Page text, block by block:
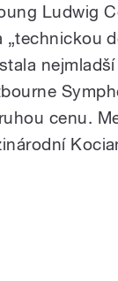
Ludwig
„technickou
cenu.